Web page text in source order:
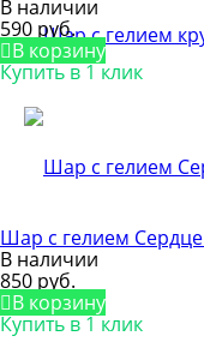
В наличии
590 руб.
В корзину
Купить в 1 клик
Шар с гелием
В наличии
850 руб.
В корзину
Купить в 1 клик